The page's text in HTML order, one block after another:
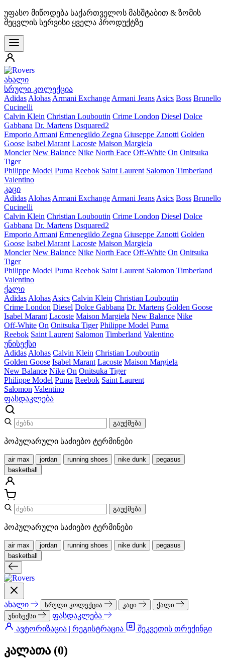
უფასო მიწოდება საქართველოს მასშტაბით & ზომის
შეცვლის სერვისი ყველა პროდუქტზე
ახალი
სრული კოლექცია
Adidas Alohas Armani Exchange Armani Jeans Asics Boss Brunello
Cucinelli
Calvin Klein Christian Louboutin Crime London Diesel Dolce
Gabbana Dr. Martens Dsquared2
Emporio Armani Ermenegildo Zegna Giuseppe Zanotti Golden
Goose Isabel Marant Lacoste Maison Margiela
Moncler New Balance Nike North Face Off-White On Onitsuka
Tiger
Philippe Model Puma Reebok Saint Laurent Salomon Timberland
Valentino
კაცი
Adidas Alohas Armani Exchange Armani Jeans Asics Boss Brunello
Cucinelli
Calvin Klein Christian Louboutin Crime London Diesel Dolce
Gabbana Dr. Martens Dsquared2
Emporio Armani Ermenegildo Zegna Giuseppe Zanotti Golden
Goose Isabel Marant Lacoste Maison Margiela
Moncler New Balance Nike North Face Off-White On Onitsuka
Tiger
Philippe Model Puma Reebok Saint Laurent Salomon Timberland
Valentino
ქალი
Adidas Alohas Asics Calvin Klein Christian Louboutin
Crime London Diesel Dolce Gabbana Dr. Martens Golden Goose
Isabel Marant Lacoste Maison Margiela New Balance Nike
Off-White On Onitsuka Tiger Philippe Model Puma
Reebok Saint Laurent Salomon Timberland Valentino
უნისექსი
Adidas Alohas Calvin Klein Christian Louboutin
Golden Goose Isabel Marant Lacoste Maison Margiela
New Balance Nike On Onitsuka Tiger
Philippe Model Puma Reebok Saint Laurent
Salomon Valentino
ფასდაკლება
გაუქმება
პოპულარული საძიებო ტერმინები
air max jordan running shoes nike dunk
pegasus
basketball
გაუქმება
პოპულარული საძიებო ტერმინები
air max jordan running shoes nike dunk
pegasus
basketball
ახალი სრული კოლექცია კაცი
ქალი
უნისექსი
ფასდაკლება
ავტორიზაცია | რეგისტრაცია
შეკვეთის თრექინგი
კალათა (0)